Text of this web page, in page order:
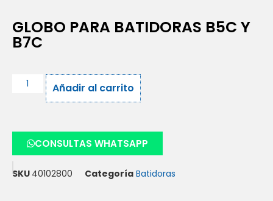
GLOBO PARA BATIDORAS B5C Y
B7C
Añadir al carrito
CONSULTAS WHATSAPP
SKU 40102800 Categoría Batidoras